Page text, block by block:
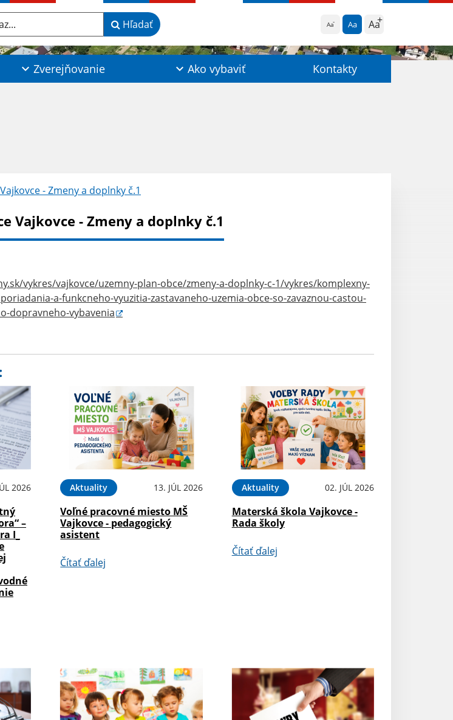
Aa Aa Aa
Hľadať
Zverejňovanie Ako vybaviť Kontakty
- Zmeny a doplnky č.1
Vajkovce - Zmeny a doplnky č.1
vykres/vajkovce/uzemny-plan-obce/zmeny-a-doplnky-c-1/vykres/komplexny-
a-funkcneho-vyuzitia-zastavaneho-uzemia-obce-so-zavaznou-castou-
dopravneho-vybavenia
2026
–
I_
Aktuality 13. JÚL 2026
Voľné pracovné miesto MŠ
Vajkovce - pedagogický
asistent
Čítať ďalej
Aktuality 02. JÚL 2026
Materská škola Vajkovce -
Rada školy
Čítať ďalej